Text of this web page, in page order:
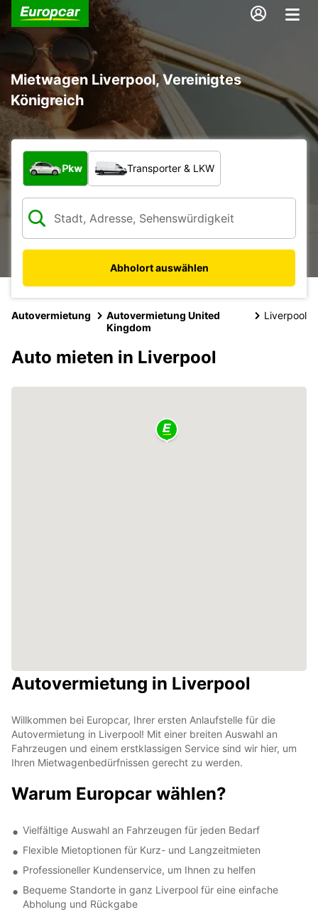
Mietwagen Liverpool, Vereinigtes
Königreich
Welche Art von Fahrzeug?
Pkw Transporter & LKW
Abholort auswählen
Autovermietung
Autovermietung United
Kingdom
Liverpool
Auto mieten in Liverpool
Autovermietung in Liverpool
Willkommen bei Europcar, Ihrer ersten Anlaufstelle für die
Autovermietung in Liverpool! Mit einer breiten Auswahl an
Fahrzeugen und einem erstklassigen Service sind wir hier, um
Ihren Mietwagenbedürfnissen gerecht zu werden.
Warum Europcar wählen?
Vielfältige Auswahl an Fahrzeugen für jeden Bedarf
Flexible Mietoptionen für Kurz- und Langzeitmieten
Professioneller Kundenservice, um Ihnen zu helfen
Bequeme Standorte in ganz Liverpool für eine einfache
Abholung und Rückgabe